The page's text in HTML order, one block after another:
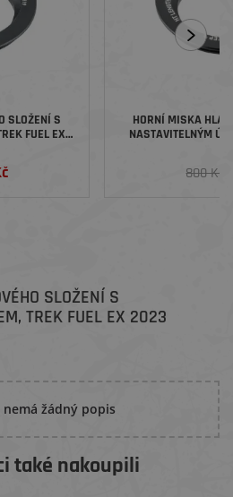
SLOŽENÍ S
FUEL EX
HORNÍ MISKA
NASTAVITELNÝM
800 Kč
SLOŽENÍ S
TREK FUEL EX 2023
žádný popis
také nakoupili